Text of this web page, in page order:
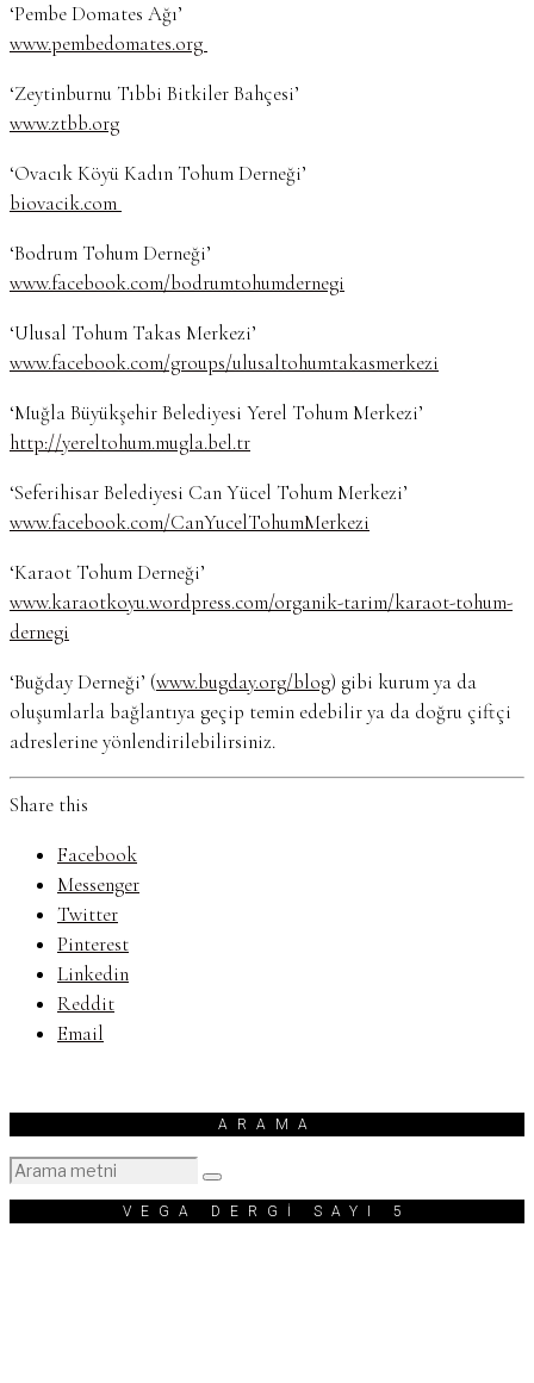
‘Pembe Domates Ağı’
www.pembedomates.org
‘Zeytinburnu Tıbbi Bitkiler Bahçesi’
www.ztbb.org
‘Ovacık Köyü Kadın Tohum Derneği’
biovacik.com
‘Bodrum Tohum Derneği’
www.facebook.com/bodrumtohumdernegi
‘Ulusal Tohum Takas Merkezi’
www.facebook.com/groups/ulusaltohumtakasmerkezi
‘Muğla Büyükşehir Belediyesi Yerel Tohum Merkezi’
http://yereltohum.mugla.bel.tr
‘Seferihisar Belediyesi Can Yücel Tohum Merkezi’
www.facebook.com/CanYucelTohumMerkezi
‘Karaot Tohum Derneği’
www.karaotkoyu.wordpress.com/organik-tarim/karaot-tohum-
dernegi
‘Buğday Derneği’ (www.bugday.org/blog) gibi kurum ya da
oluşumlarla bağlantıya geçip temin edebilir ya da doğru çiftçi
adreslerine yönlendirilebilirsiniz.
Share this
Facebook
Messenger
Twitter
Pinterest
Linkedin
Reddit
Email
ARAMA
VEGA DERGİ SAYI 5